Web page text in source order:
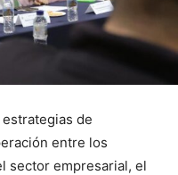
de
entre los
sector empresarial, el